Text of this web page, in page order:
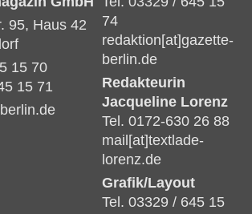
95, Haus 42
15 70
15 71
74
redaktion[at]gazette-
berlin.de
Redakteurin
Jacqueline Lorenz
Tel. 0172-630 26 88
mail[at]textlade-
lorenz.de
Grafik/Layout
Tel. 03329 / 645 15